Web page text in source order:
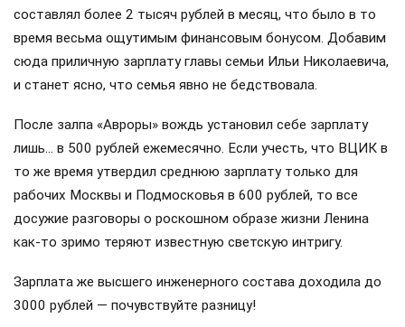
составлял более 2 тысяч рублей в месяц, что было в то
время весьма ощутимым финансовым бонусом. Добавим
сюда приличную зарплату главы семьи Ильи Николаевича,
и станет ясно, что семья явно не бедствовала.
После залпа «Авроры» вождь установил себе зарплату
лишь… в 500 рублей ежемесячно. Если учесть, что ВЦИК в
то же время утвердил среднюю зарплату только для
рабочих Москвы и Подмосковья в 600 рублей, то все
досужие разговоры о роскошном образе жизни Ленина
как-то зримо теряют известную светскую интригу.
Зарплата же высшего инженерного состава доходила до
3000 рублей — почувствуйте разницу!